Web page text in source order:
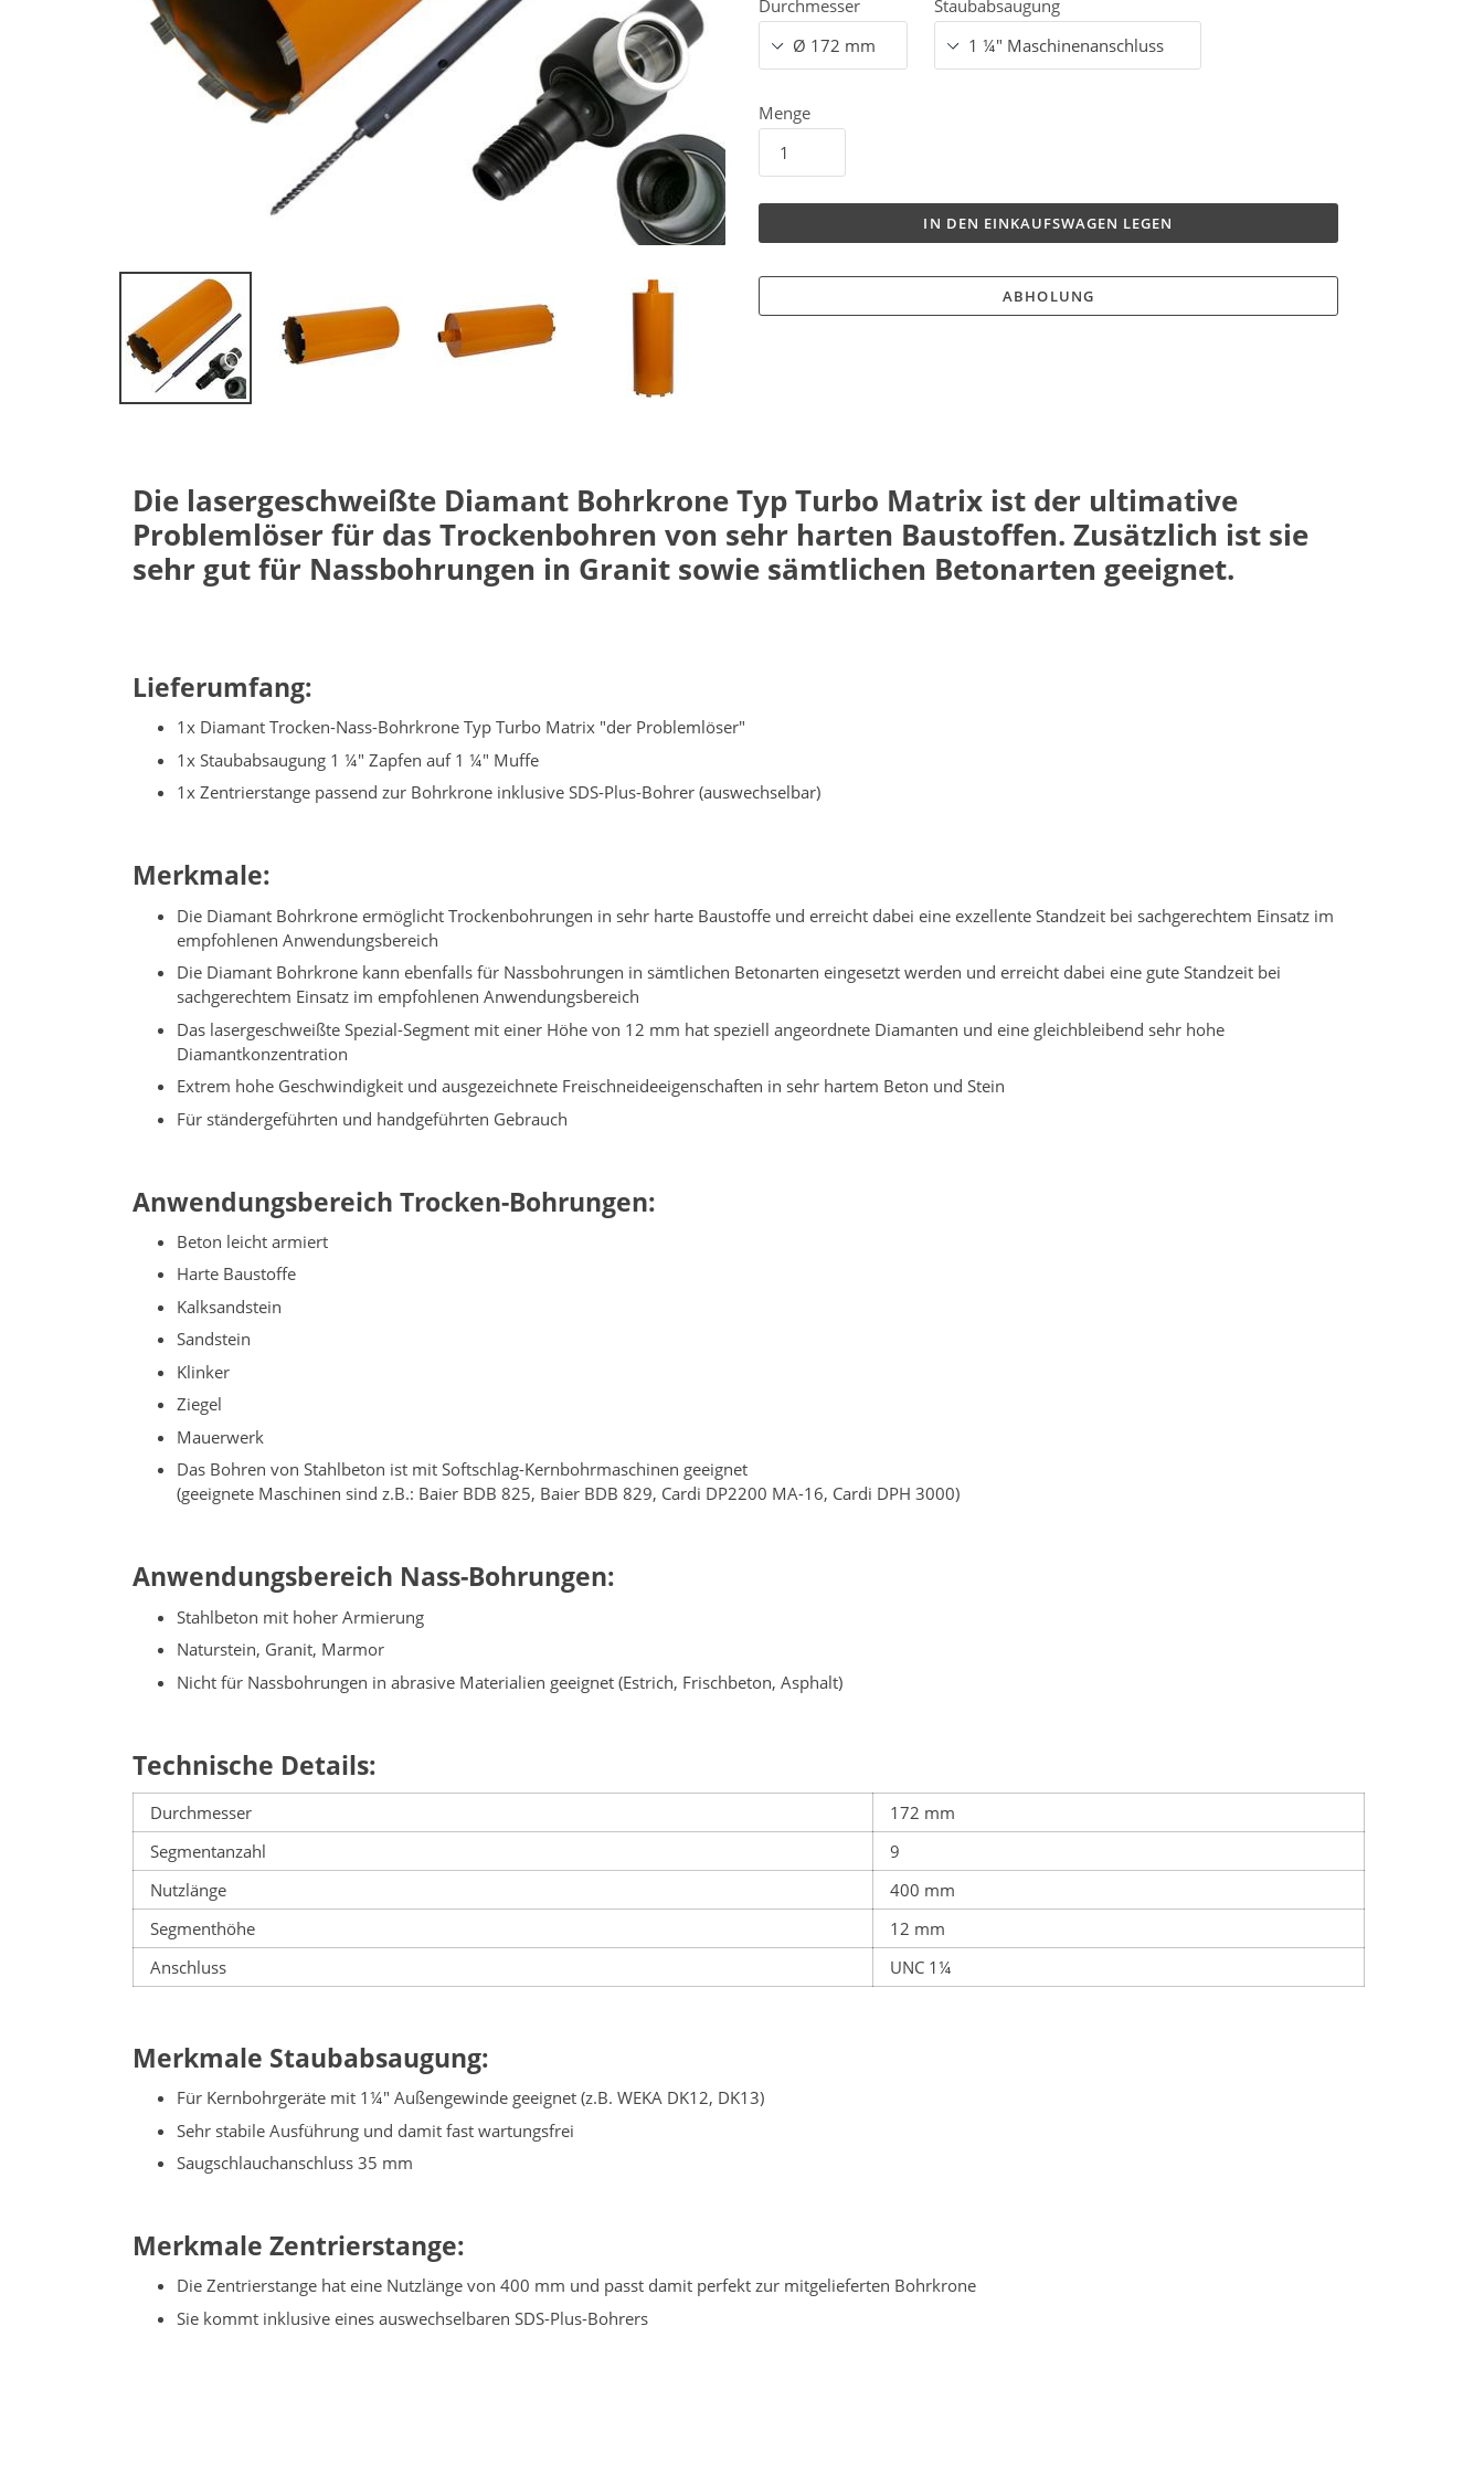
Durchmesser Staubabsaugung
Menge
IN DEN EINKAUFSWAGEN LEGEN
ABHOLUNG
Die lasergeschweißte Diamant Bohrkrone Typ Turbo Matrix ist der ultimative
Problemlöser für das Trockenbohren von sehr harten Baustoffen. Zusätzlich ist sie
sehr gut für Nassbohrungen in Granit sowie sämtlichen Betonarten geeignet.
Lieferumfang:
1x Diamant Trocken-Nass-Bohrkrone Typ Turbo Matrix "der Problemlöser"
1x Staubabsaugung 1 ¼" Zapfen auf 1 ¼" Muffe
1x Zentrierstange passend zur Bohrkrone inklusive SDS-Plus-Bohrer (auswechselbar)
Merkmale:
Die Diamant Bohrkrone ermöglicht Trockenbohrungen in sehr harte Baustoffe und erreicht dabei eine exzellente Standzeit bei sachgerechtem Einsatz im
empfohlenen Anwendungsbereich
Die Diamant Bohrkrone kann ebenfalls für Nassbohrungen in sämtlichen Betonarten eingesetzt werden und erreicht dabei eine gute Standzeit bei
sachgerechtem Einsatz im empfohlenen Anwendungsbereich
Das lasergeschweißte Spezial-Segment mit einer Höhe von 12 mm hat speziell angeordnete Diamanten und eine gleichbleibend sehr hohe
Diamantkonzentration
Extrem hohe Geschwindigkeit und ausgezeichnete Freischneideeigenschaften in sehr hartem Beton und Stein
Für ständergeführten und handgeführten Gebrauch
Anwendungsbereich Trocken-Bohrungen:
Beton leicht armiert
Harte Baustoffe
Kalksandstein
Sandstein
Klinker
Ziegel
Mauerwerk
Das Bohren von Stahlbeton ist mit Softschlag-Kernbohrmaschinen geeignet
(geeignete Maschinen sind z.B.: Baier BDB 825, Baier BDB 829, Cardi DP2200 MA-16, Cardi DPH 3000)
Anwendungsbereich Nass-Bohrungen:
Stahlbeton mit hoher Armierung
Naturstein, Granit, Marmor
Nicht für Nassbohrungen in abrasive Materialien geeignet (Estrich, Frischbeton, Asphalt)
Technische Details:
Durchmesser
172 mm
Segmentanzahl
9
Nutzlänge
400 mm
Segmenthöhe
12 mm
Anschluss
UNC 1¼
Merkmale Staubabsaugung:
Für Kernbohrgeräte mit 1¼" Außengewinde geeignet (z.B. WEKA DK12, DK13)
Sehr stabile Ausführung und damit fast wartungsfrei
Saugschlauchanschluss 35 mm
Merkmale Zentrierstange:
Die Zentrierstange hat eine Nutzlänge von 400 mm und passt damit perfekt zur mitgelieferten Bohrkrone
Sie kommt inklusive eines auswechselbaren SDS-Plus-Bohrers